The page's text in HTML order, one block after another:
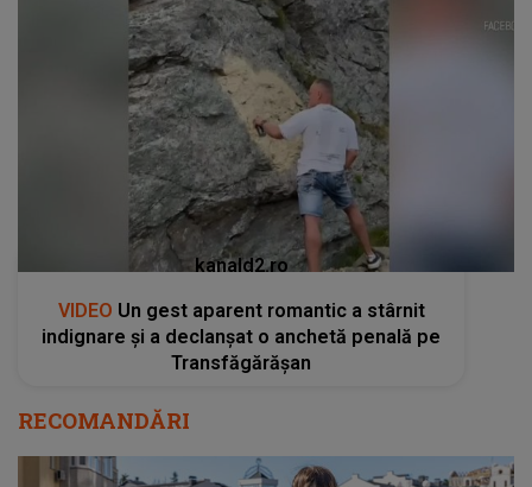
kanald2.ro
VIDEO Un gest aparent romantic a stârnit
indignare și a declanșat o anchetă penală pe
Transfăgărășan
RECOMANDĂRI